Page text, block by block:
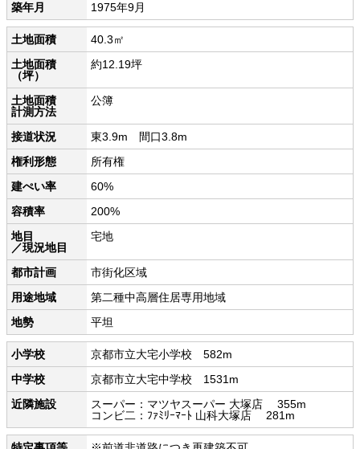
築年月
1975年9月
土地面積
40.3㎡
土地面積
（坪）
約12.19坪
土地面積
計測方法
公簿
接道状況
東3.9m 間口3.8m
権利形態
所有権
建ぺい率
60%
容積率
200%
地目
／現況地目
宅地
都市計画
市街化区域
用途地域
第二種中高層住居専用地域
地勢
平坦
小学校
京都市立大宅小学校 582m
中学校
京都市立大宅中学校 1531m
近隣施設
スーパー：マツヤスーパー 大塚店 355m
コンビ二：ﾌｧﾐﾘｰﾏｰﾄ 山科大塚店 281m